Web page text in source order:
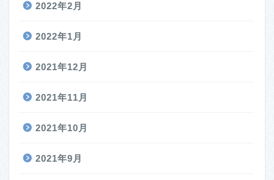
2022年2月
2022年1月
2021年12月
2021年11月
2021年10月
2021年9月